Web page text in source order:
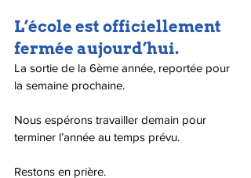
L’école est officiellement
fermée aujourd’hui.
La sortie de la 6ème année, reportée pour
la semaine prochaine.
Nous espérons travailler demain pour
terminer l’année au temps prévu.
Restons en prière.